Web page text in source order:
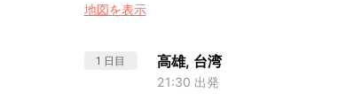
地図を表示
1 日目 高雄, 台湾
21:30 出発